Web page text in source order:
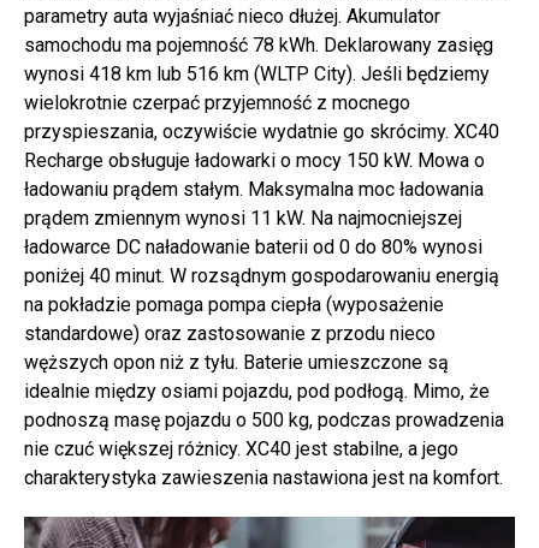
parametry auta wyjaśniać nieco dłużej. Akumulator
samochodu ma pojemność 78 kWh. Deklarowany zasięg
wynosi 418 km lub 516 km (WLTP City). Jeśli będziemy
wielokrotnie czerpać przyjemność z mocnego
przyspieszania, oczywiście wydatnie go skrócimy. XC40
Recharge obsługuje ładowarki o mocy 150 kW. Mowa o
ładowaniu prądem stałym. Maksymalna moc ładowania
prądem zmiennym wynosi 11 kW. Na najmocniejszej
ładowarce DC naładowanie baterii od 0 do 80% wynosi
poniżej 40 minut. W rozsądnym gospodarowaniu energią
na pokładzie pomaga pompa ciepła (wyposażenie
standardowe) oraz zastosowanie z przodu nieco
węższych opon niż z tyłu. Baterie umieszczone są
idealnie między osiami pojazdu, pod podłogą. Mimo, że
podnoszą masę pojazdu o 500 kg, podczas prowadzenia
nie czuć większej różnicy. XC40 jest stabilne, a jego
charakterystyka zawieszenia nastawiona jest na komfort.